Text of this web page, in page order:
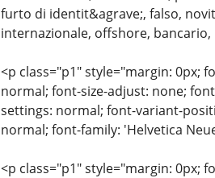
furto di identit&agrave;, falso,
internazionale, offshore,
<p class="p1" style="margin: 0px;
normal; font-size-adjust: none;
settings: normal; font-variant-
normal; font-family: 'Helvetica
<p class="p1" style="margin: 0px;